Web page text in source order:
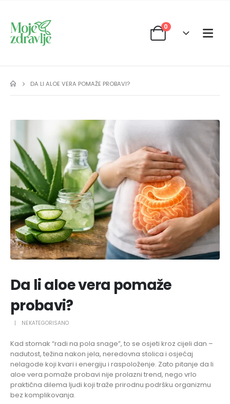
0
DA LI ALOE VERA POMAŽE PROBAVI?
Da li aloe vera pomaže
probavi?
NEKATEGORISANO
Kad stomak “radi na pola snage”, to se osjeti kroz cijeli dan –
nadutost, težina nakon jela, neredovna stolica i osjećaj
nelagode koji kvari i energiju i raspoloženje. Zato pitanje da li
aloe vera pomaže probavi nije prolazni trend, nego vrlo
praktična dilema ljudi koji traže prirodnu podršku organizmu
bez komplikovanja.